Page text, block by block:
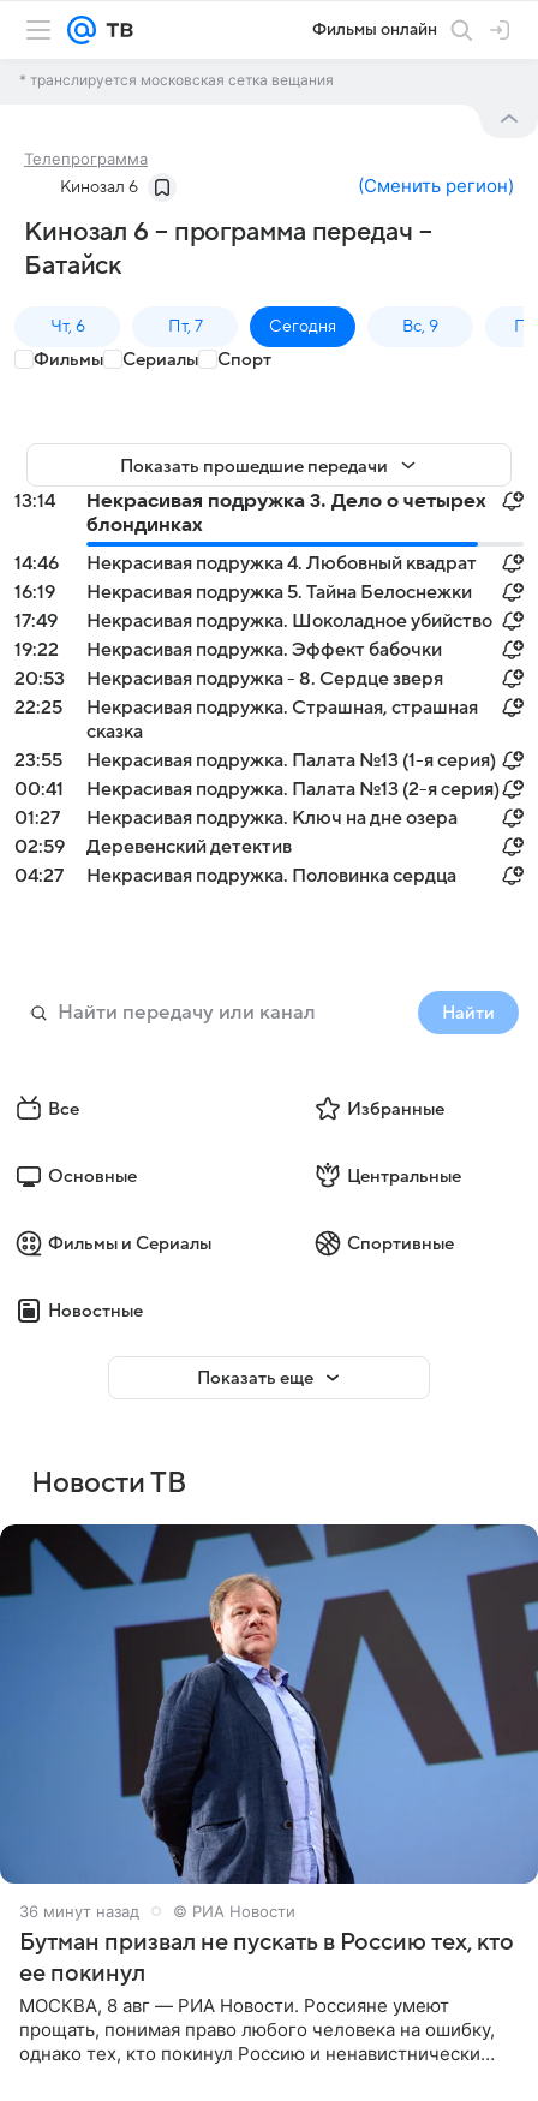
Фильмы онлайн
* транслируется московская сетка вещания
Телепрограмма
Кинозал 6 (Сменить регион)
Кинозал 6 – программа передач –
Батайск
Чт, 6 Пт, 7 Сегодня Вс, 9
Фильмы Сериалы Спорт
Показать прошедшие передачи
13:14
Некрасивая подружка 3. Дело о четырех
блондинках
14:46
Некрасивая подружка 4. Любовный квадрат
16:19
Некрасивая подружка 5. Тайна Белоснежки
17:49
Некрасивая подружка. Шоколадное убийство
19:22
Некрасивая подружка. Эффект бабочки
20:53
Некрасивая подружка - 8. Сердце зверя
22:25
Некрасивая подружка. Страшная, страшная
сказка
23:55
Некрасивая подружка. Палата №13 (1-я серия)
00:41
Некрасивая подружка. Палата №13 (2-я серия)
01:27
Некрасивая подружка. Ключ на дне озера
02:59
Деревенский детектив
04:27
Некрасивая подружка. Половинка сердца
Найти
Все Избранные
Основные Центральные
Фильмы и Сериалы Спортивные
Новостные
Показать еще
Новости ТВ
36 минут назад © РИА Новости
Бутман призвал не пускать в Россию тех, кто
ее покинул
МОСКВА, 8 авг — РИА Новости. Россияне умеют
прощать, понимая право любого человека на ошибку,
однако тех, кто покинул Россию и ненавистнически